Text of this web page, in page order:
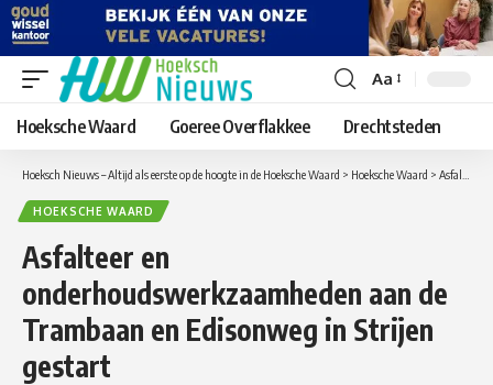
Lettergrootte
aanpassen
Aa
Hoeksche Waard Goeree Overflakkee Drechtsteden
Hoeksch Nieuws – Altijd als eerste op de hoogte in de Hoeksche Waard > Hoeksche Waard > Asfalteer en onderhoudswerkzaamheden aan de Trambaan en Edisonweg in Strijen gestart
HOEKSCHE WAARD
Asfalteer en
onderhoudswerkzaamheden aan de
Trambaan en Edisonweg in Strijen
gestart